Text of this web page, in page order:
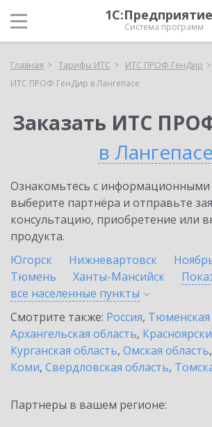
Система программ
Главная Тарифы ИТС
ИТС ПРОФ ГенДир
ИТС ПРОФ ГенДир в Лангепасе
Заказать ИТС
в Лангепасе
Ознакомьтесь с информационными
выберите партнёра и отправьте
консультацию, приобретение или
продукта.
Югорск
Нижневартовск
Тюмень
Ханты-Мансийск
все населенные пункты
Смотрите также: Россия, Тюменская
Архангельская область,
Курганская область, Омская область,
Коми, Свердловская область,
Партнеры в вашем регионе: